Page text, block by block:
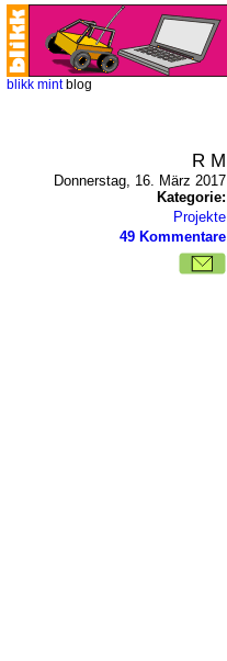
blikk mint blog
R M
Donnerstag, 16. März 2017
Kategorie:
Projekte
49 Kommentare